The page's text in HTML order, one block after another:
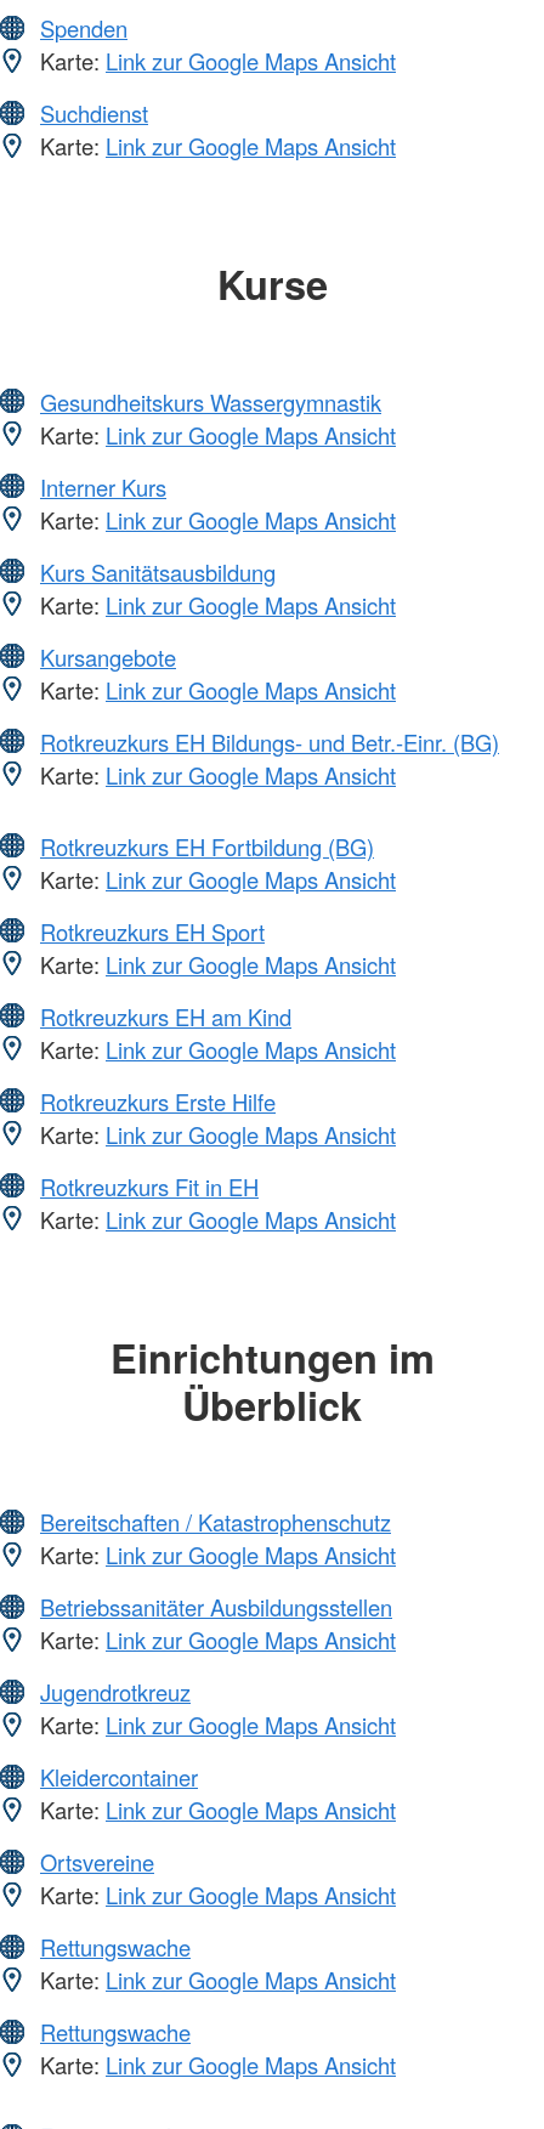
Spenden
Karte: Link zur Google Maps Ansicht
Suchdienst
Karte: Link zur Google Maps Ansicht
Kurse
Gesundheitskurs Wassergymnastik
Karte: Link zur Google Maps Ansicht
Interner Kurs
Karte: Link zur Google Maps Ansicht
Kurs Sanitätsausbildung
Karte: Link zur Google Maps Ansicht
Kursangebote
Karte: Link zur Google Maps Ansicht
Rotkreuzkurs EH Bildungs- und Betr.-Einr. (BG)
Karte: Link zur Google Maps Ansicht
Rotkreuzkurs EH Fortbildung (BG)
Karte: Link zur Google Maps Ansicht
Rotkreuzkurs EH Sport
Karte: Link zur Google Maps Ansicht
Rotkreuzkurs EH am Kind
Karte: Link zur Google Maps Ansicht
Rotkreuzkurs Erste Hilfe
Karte: Link zur Google Maps Ansicht
Rotkreuzkurs Fit in EH
Karte: Link zur Google Maps Ansicht
Einrichtungen im
Überblick
Bereitschaften / Katastrophenschutz
Karte: Link zur Google Maps Ansicht
Betriebssanitäter Ausbildungsstellen
Karte: Link zur Google Maps Ansicht
Jugendrotkreuz
Karte: Link zur Google Maps Ansicht
Kleidercontainer
Karte: Link zur Google Maps Ansicht
Ortsvereine
Karte: Link zur Google Maps Ansicht
Rettungswache
Karte: Link zur Google Maps Ansicht
Rettungswache
Karte: Link zur Google Maps Ansicht